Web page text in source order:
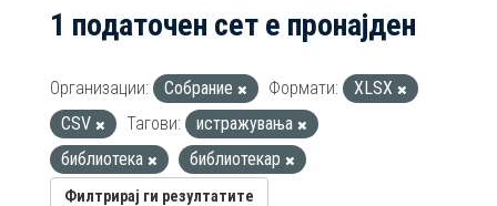
1 податочен сет е пронајден
Организации: Собрание Формати:
XLSX
CSV
Тагови:
истражувања
библиотека
библиотекар
Филтрирај ги резултатите